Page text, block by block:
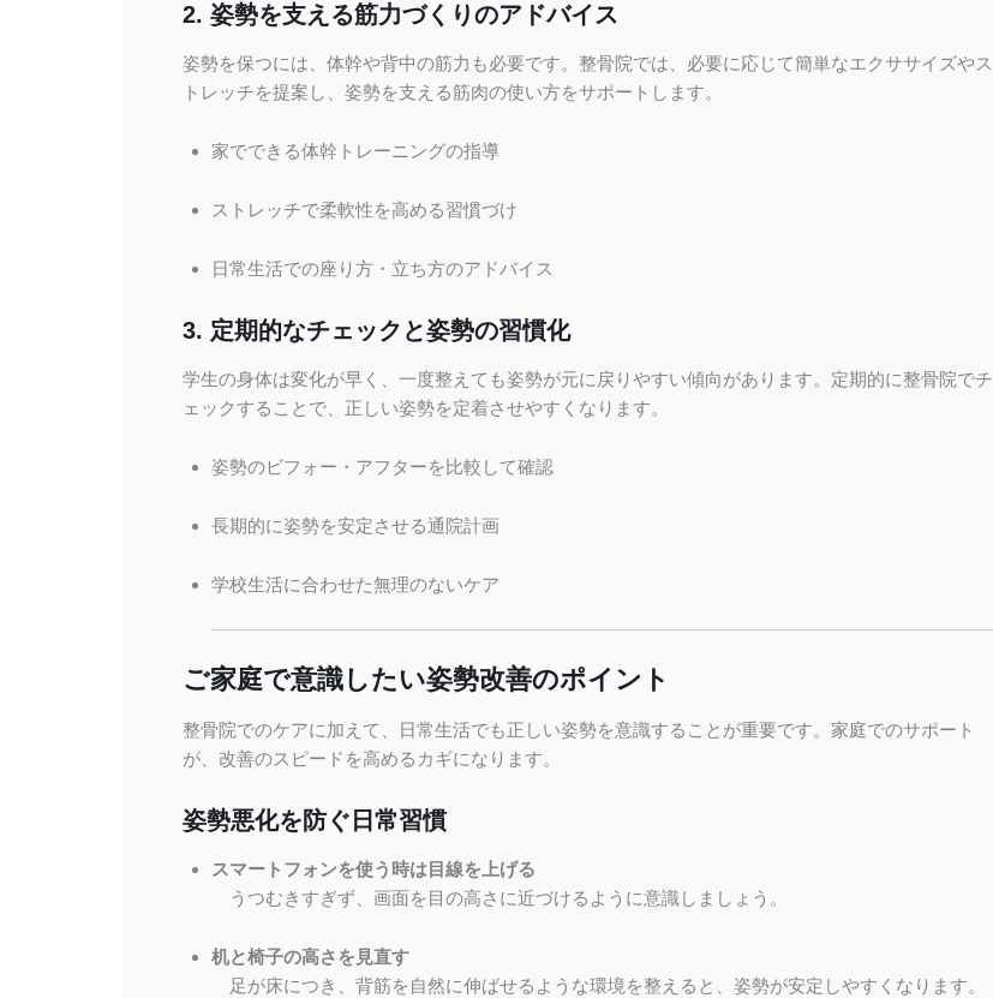
2. 姿勢を支える筋力づくりのアドバイス
姿勢を保つには、体幹や背中の筋力も必要です。整骨院では、必要に応じて簡単なエクササイズやス
トレッチを提案し、姿勢を支える筋肉の使い方をサポートします。
家でできる体幹トレーニングの指導
ストレッチで柔軟性を高める習慣づけ
日常生活での座り方・立ち方のアドバイス
3. 定期的なチェックと姿勢の習慣化
学生の身体は変化が早く、一度整えても姿勢が元に戻りやすい傾向があります。定期的に整骨院でチ
ェックすることで、正しい姿勢を定着させやすくなります。
姿勢のビフォー・アフターを比較して確認
長期的に姿勢を安定させる通院計画
学校生活に合わせた無理のないケア
ご家庭で意識したい姿勢改善のポイント
整骨院でのケアに加えて、日常生活でも正しい姿勢を意識することが重要です。家庭でのサポート
が、改善のスピードを高めるカギになります。
姿勢悪化を防ぐ日常習慣
スマートフォンを使う時は目線を上げる
うつむきすぎず、画面を目の高さに近づけるように意識しましょう。
机と椅子の高さを見直す
足が床につき、背筋を自然に伸ばせるような環境を整えると、姿勢が安定しやすくなります。